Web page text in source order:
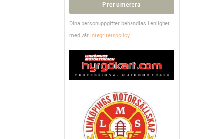
Prenumerera
Dina personuppgifter behandlas i enlighet
med vår integritetspolicy.